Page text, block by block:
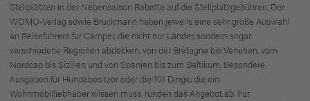
Stellplätzen in der Nebensaison Rabatte auf die Stellplatzgebühren. Der
WOMO-Verlag sowie Bruckmann haben jeweils eine sehr große Auswahl
an Reiseführern für Camper, die nicht nur Länder, sondern sogar
verschiedene Regionen abdecken, von der Bretagne bis Venetien, vom
Nordcap bis Sizilien und von Spanien bis zum Baltikum. Besondere
Ausgaben für Hundebesitzer oder die 101 Dinge, die ein
Wohnmobilliebhaber wissen muss, runden das Angebot ab. Für